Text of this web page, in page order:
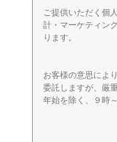
ご提供いただく個
計・マーケティン
ります。
お客様の意思によ
委託しますが、厳
年始を除く、９時